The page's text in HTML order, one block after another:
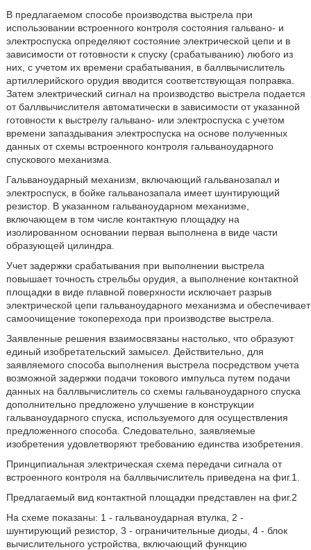
В предлагаемом способе производства выстрела при
использовании встроенного контроля состояния гальвано- и
электроспуска определяют состояние электрической цепи и в
зависимости от готовности к спуску (срабатыванию) любого из
них, с учетом их времени срабатывания, в баллвычислитель
артиллерийского орудия вводится соответствующая поправка.
Затем электрический сигнал на производство выстрела подается
от баллвычислителя автоматически в зависимости от указанной
готовности к выстрелу гальвано- или электроспуска с учетом
времени запаздывания электроспуска на основе полученных
данных от схемы встроенного контроля гальваноударного
спускового механизма.
Гальваноударный механизм, включающий гальванозапал и
электроспуск, в бойке гальванозапала имеет шунтирующий
резистор. В указанном гальваноударном механизме,
включающем в том числе контактную площадку на
изолированном основании первая выполнена в виде части
образующей цилиндра.
Учет задержки срабатывания при выполнении выстрела
повышает точность стрельбы орудия, а выполнение контактной
площадки в виде плавной поверхности исключает разрыв
электрической цепи гальваноударного механизма и обеспечивает
самоочищение токоперехода при производстве выстрела.
Заявленные решения взаимосвязаны настолько, что образуют
единый изобретательский замысел. Действительно, для
заявляемого способа выполнения выстрела посредством учета
возможной задержки подачи токового импульса путем подачи
данных на баллвычислитель со схемы гальваноударного спуска
дополнительно предложено улучшение в конструкции
гальваноударного спуска, используемого для осуществления
предложенного способа. Следовательно, заявляемые
изобретения удовлетворяют требованию единства изобретения.
Принципиальная электрическая схема передачи сигнала от
встроенного контроля на баллвычислитель приведена на фиг.1.
Предлагаемый вид контактной площадки представлен на фиг.2
На схеме показаны: 1 - гальваноударная втулка, 2 -
шунтирующий резистор, 3 - ограничительные диоды, 4 - блок
вычислительного устройства, включающий функцию